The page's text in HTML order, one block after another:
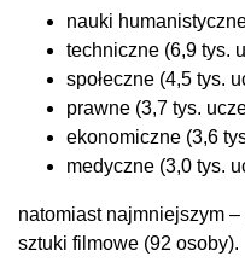
nauki
techniczne (6,9 tys.
społeczne (4,5 tys.
prawne (3,7 tys.
ekonomiczne (3,6
medyczne (3,0 tys.
natomiast najmniejszym
sztuki filmowe (92 osoby).